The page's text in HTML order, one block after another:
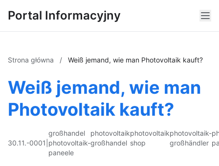
Portal Informacyjny
Strona główna / Weiß jemand, wie man Photovoltaik kauft?
Weiß jemand, wie man
Photovoltaik kauft?
30.11.-0001
großhandel
photovoltaik-
paneele
photovoltaik
großhandel
photovoltaik
shop
photovoltaik-
großhändler